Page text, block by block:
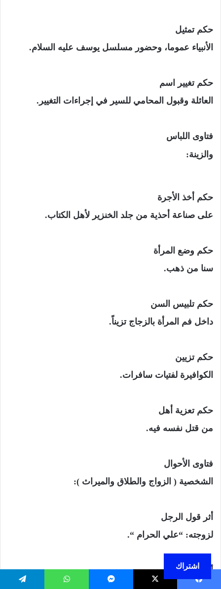
حكم تمثيل
الأنبياء عموما، وحضور مسلسل يوسف عليه السلام.
حكم تغيير اسم
العائلة وقبول المحامي للسير في إجراءات التغيير.
فتاوى اللباس
والزينة:
حكم أخذ الأجرة
على صناعة أحذية من جلد الخنزير لأهل الكتاب.
حكم وضع المرأة
سنا من ذهب.
حكم تلبيس السن
داخل فم المرأة بالزجاج تزيناً.
حكم تزيين
الكوافيرة لفتيات سافرات.
حكم تعزية أهل
من قتل نفسه فيه.
فتاوى الأحوال
الشخصية ( الزواج والطلاق والميراث ):
أثر قول الرجل
لزوجته: “علي الحرام “.
أثر قول الرجل
اشتراك